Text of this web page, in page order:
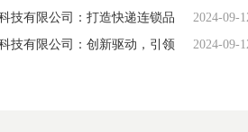
技有限公司：打造快递连锁品
2024-09-
技有限公司：创新驱动，引领
2024-09-